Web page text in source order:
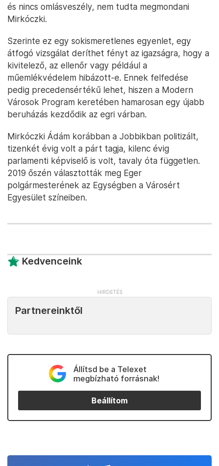
és nincs omlásveszély, nem tudta megmondani
Mirkóczki.
Szerinte ez egy sokismeretlenes egyenlet, egy
átfogó vizsgálat deríthet fényt az igazságra, hogy a
kivitelező, az ellenőr vagy például a
műemlékvédelem hibázott-e. Ennek felfedése
pedig precedensértékű lehet, hiszen a Modern
Városok Program keretében hamarosan egy újabb
beruházás kezdődik az egri várban.
Mirkóczki Ádám korábban a Jobbikban politizált,
tizenkét évig volt a párt tagja, kilenc évig
parlamenti képviselő is volt, tavaly óta független.
2019 őszén választották meg Eger
polgármesterének az Egységben a Városért
Egyesület színeiben.
Kedvenceink
Partnereinktől
Állítsd be a Telexet
megbízható forrásnak!
Beállítom